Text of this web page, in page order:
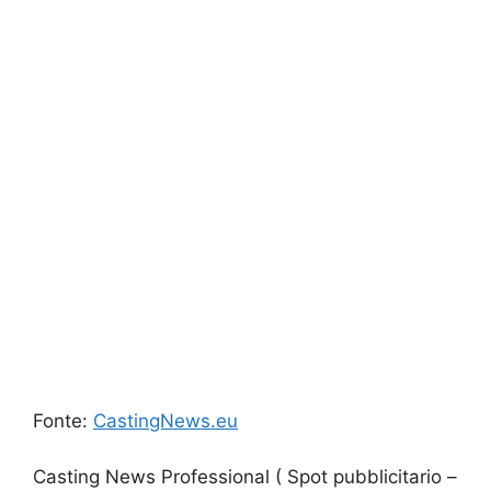
Fonte: CastingNews.eu
Casting News Professional ( Spot pubblicitario –